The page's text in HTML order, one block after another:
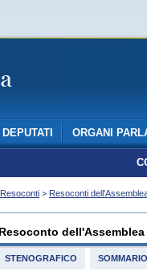
DEPUTATI ORGANI
Resoconti > Resoconti
Resoconto dell'Assemblea
STENOGRAFICO SOMMARIO